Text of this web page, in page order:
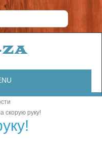
скорую руку!